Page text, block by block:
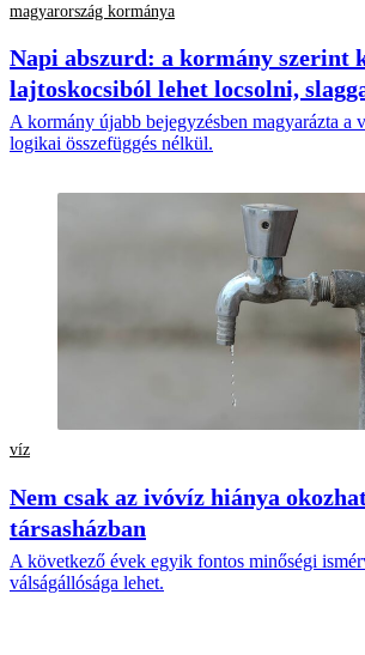
magyarország kormánya
Napi abszurd: a kormány szerint
lajtoskocsiból lehet locsolni,
A kormány újabb bejegyzésben magyarázta a
logikai összefüggés nélkül.
víz
Nem csak az ivóvíz hiánya
társasházban
A következő évek egyik fontos minőségi
válságállósága lehet.